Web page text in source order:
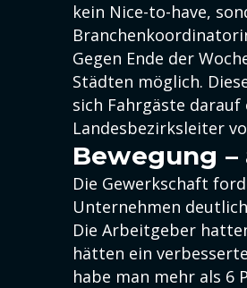
kein Nice-to-have,
Gegen Ende der
Städten möglich.
sich Fahrgäste
Landesbezirksleiter
Bewegung
Die Gewerkschaft
Unternehmen
Die Arbeitgeber
hätten ein
habe man mehr als 6